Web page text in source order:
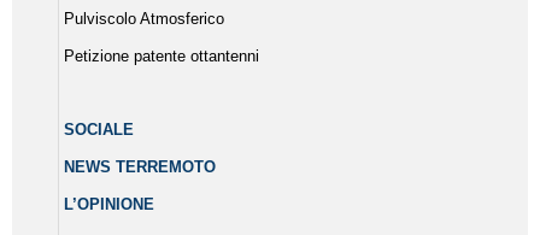
Pulviscolo Atmosferico
Petizione patente ottantenni
SOCIALE
NEWS TERREMOTO
L’OPINIONE